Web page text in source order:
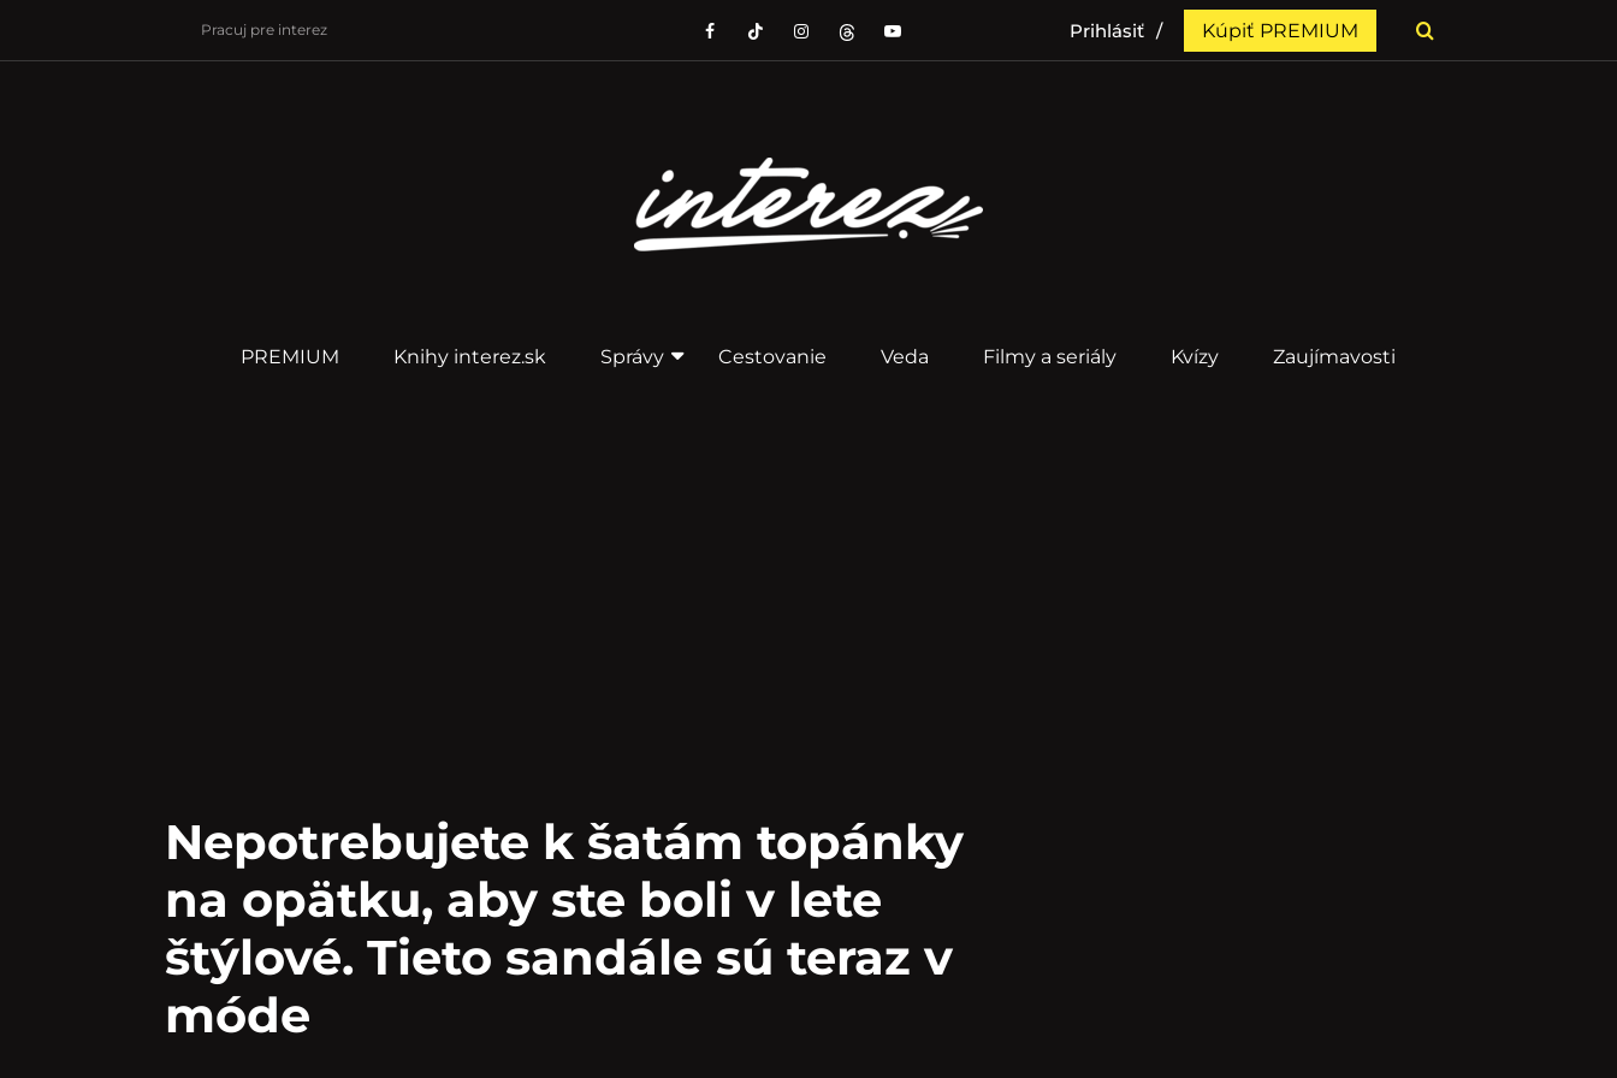
Pracuj pre interez Prihlásiť Kúpiť PREMIUM
PREMIUM Knihy interez.sk Správy Cestovanie Veda Filmy a seriály Kvízy Zaujímavosti
Nepotrebujete k šatám topánky
na opätku, aby ste boli v lete
štýlové. Tieto sandále sú teraz v
móde